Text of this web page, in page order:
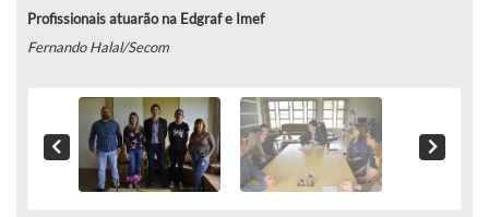
Profissionais atuarão na Edgraf e Imef
Fernando Halal/Secom